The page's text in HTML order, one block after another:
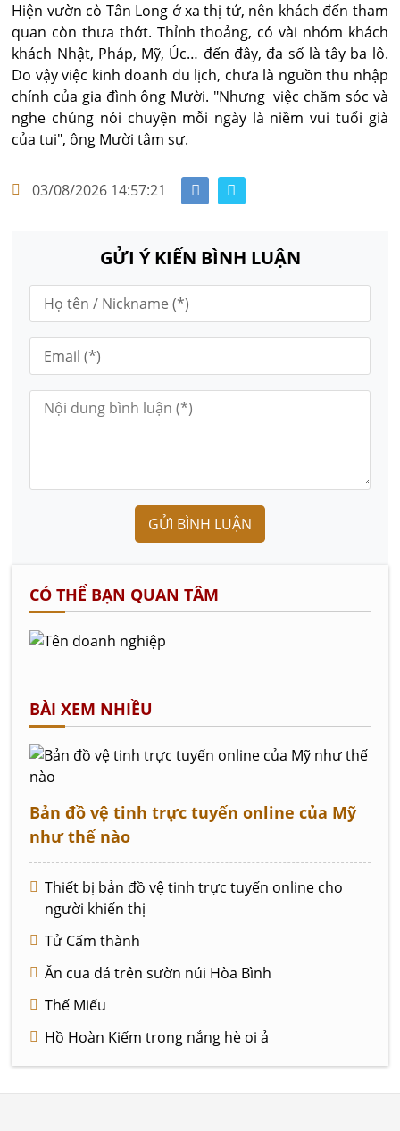
Hiện vườn cò Tân Long ở xa thị tứ, nên khách đến tham
quan còn thưa thớt. Thỉnh thoảng, có vài nhóm khách
khách Nhật, Pháp, Mỹ, Úc… đến đây, đa số là tây ba lô.
Do vậy việc kinh doanh du lịch, chưa là nguồn thu nhập
chính của gia đình ông Mười. "Nhưng việc chăm sóc và
nghe chúng nói chuyện mỗi ngày là niềm vui tuổi già
của tui", ông Mười tâm sự.
03/08/2026 14:57:21
GỬI Ý KIẾN BÌNH LUẬN
GỬI BÌNH LUẬN
CÓ THỂ BẠN QUAN TÂM
BÀI XEM NHIỀU
Bản đồ vệ tinh trực tuyến online của Mỹ
như thế nào
Thiết bị bản đồ vệ tinh trực tuyến online cho
người khiến thị
Tử Cấm thành
Ăn cua đá trên sườn núi Hòa Bình
Thế Miếu
Hồ Hoàn Kiếm trong nắng hè oi ả